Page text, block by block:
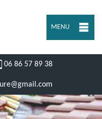
MENU
06 86 57 89 38